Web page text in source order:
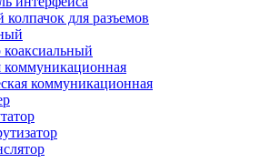
для разъемов
коаксиальный
коммуникационная
коммуникационная